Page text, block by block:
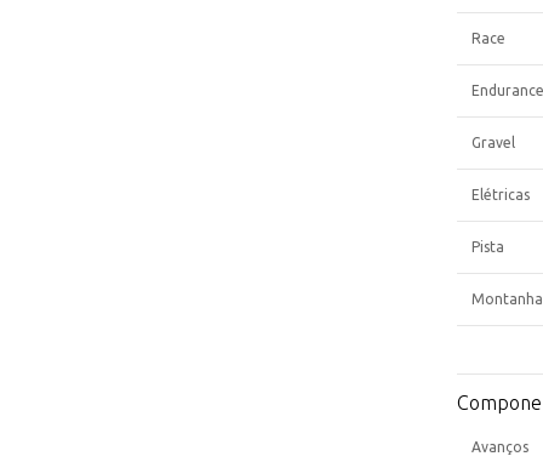
Race
Endurance
Gravel
Elétricas
Pista
Montanha
Avanços